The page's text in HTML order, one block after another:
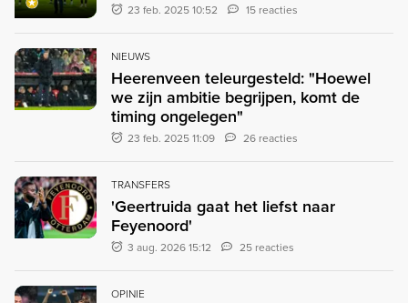
23 feb. 2025 10:52 15 reacties
NIEUWS
Heerenveen teleurgesteld: "Hoewel
we zijn ambitie begrijpen, komt de
timing ongelegen"
23 feb. 2025 11:09 26 reacties
TRANSFERS
'Geertruida gaat het liefst naar
Feyenoord'
3 aug. 2026 15:12 25 reacties
OPINIE